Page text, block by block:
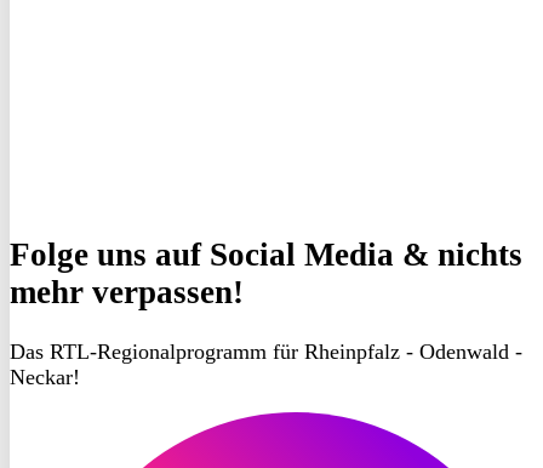
Folge uns auf Social Media & nichts
mehr verpassen!
Das RTL-Regionalprogramm für Rheinpfalz - Odenwald -
Neckar!